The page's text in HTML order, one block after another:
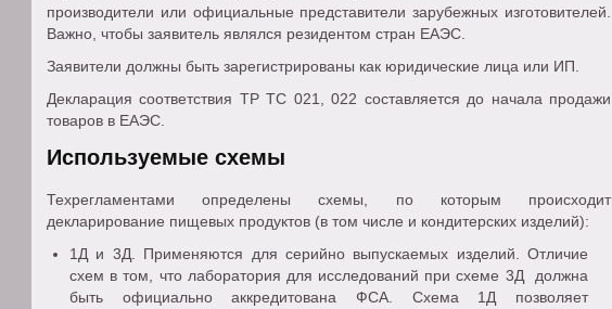
производители или официальные представители зарубежных изготовителей.
Важно, чтобы заявитель являлся резидентом стран ЕАЭС.
Заявители должны быть зарегистрированы как юридические лица или ИП.
Декларация соответствия ТР ТС 021, 022 составляется до начала продажи
товаров в ЕАЭС.
Используемые схемы
Техрегламентами определены схемы, по которым происходит
декларирование пищевых продуктов (в том числе и кондитерских изделий):
1Д и 3Д. Применяются для серийно выпускаемых изделий. Отличие
схем в том, что лаборатория для исследований при схеме 3Д должна
быть официально аккредитована ФСА. Схема 1Д позволяет